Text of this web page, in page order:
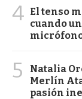
4 El tenso
cuando
5
Natalia
Merlín
pasión